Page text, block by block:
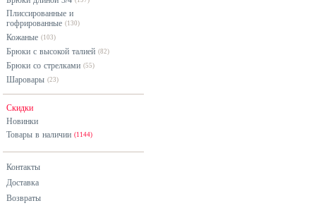
Плиссированные и
гофрированные (130)
Кожаные (103)
Брюки с высокой талией (82)
Брюки со стрелками (55)
Шаровары (23)
Скидки
Новинки
Товары в наличии (1144)
Контакты
Доставка
Возвраты